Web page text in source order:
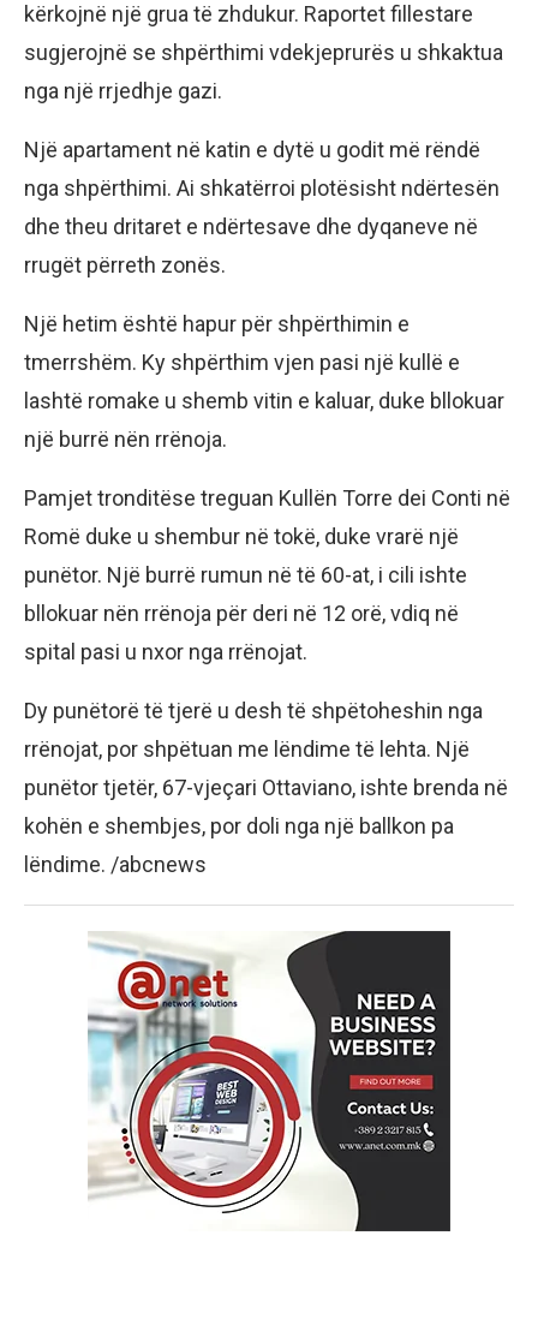
kërkojnë një grua të zhdukur. Raportet fillestare
sugjerojnë se shpërthimi vdekjeprurës u shkaktua
nga një rrjedhje gazi.
Një apartament në katin e dytë u godit më rëndë
nga shpërthimi. Ai shkatërroi plotësisht ndërtesën
dhe theu dritaret e ndërtesave dhe dyqaneve në
rrugët përreth zonës.
Një hetim është hapur për shpërthimin e
tmerrshëm. Ky shpërthim vjen pasi një kullë e
lashtë romake u shemb vitin e kaluar, duke bllokuar
një burrë nën rrënoja.
Pamjet tronditëse treguan Kullën Torre dei Conti në
Romë duke u shembur në tokë, duke vrarë një
punëtor. Një burrë rumun në të 60-at, i cili ishte
bllokuar nën rrënoja për deri në 12 orë, vdiq në
spital pasi u nxor nga rrënojat.
Dy punëtorë të tjerë u desh të shpëtoheshin nga
rrënojat, por shpëtuan me lëndime të lehta. Një
punëtor tjetër, 67-vjeçari Ottaviano, ishte brenda në
kohën e shembjes, por doli nga një ballkon pa
lëndime. /abcnews